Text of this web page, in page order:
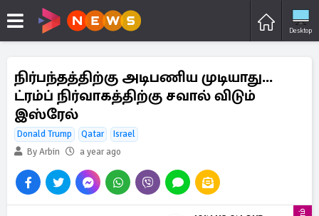
Desktop
நிர்பந்தத்திற்கு அடிபணிய முடியாது...
ட்ரம்ப் நிர்வாகத்திற்கு சவால் விடும்
இஸ்ரேல்
Donald Trump Qatar
Israel
By Arbin
a year ago